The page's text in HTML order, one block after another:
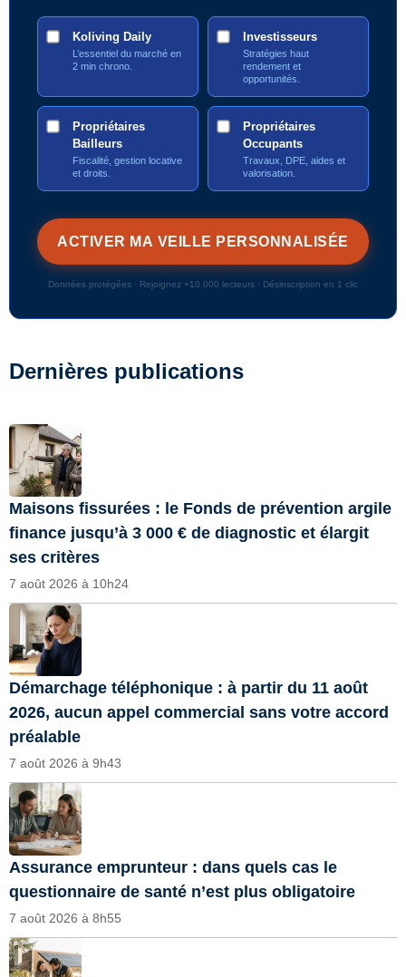
Koliving Daily
L’essentiel du marché en
2 min chrono.
Investisseurs
Stratégies haut
rendement et
opportunités.
Propriétaires
Bailleurs
Fiscalité, gestion locative
et droits.
Propriétaires
Occupants
Travaux, DPE, aides et
valorisation.
Données protégées · Rejoignez +10 000 lecteurs · Désinscription en 1 clic
Dernières publications
Maisons fissurées : le Fonds de prévention argile
finance jusqu’à 3 000 € de diagnostic et élargit
ses critères
7 août 2026 à 10h24
Démarchage téléphonique : à partir du 11 août
2026, aucun appel commercial sans votre accord
préalable
7 août 2026 à 9h43
Assurance emprunteur : dans quels cas le
questionnaire de santé n’est plus obligatoire
7 août 2026 à 8h55